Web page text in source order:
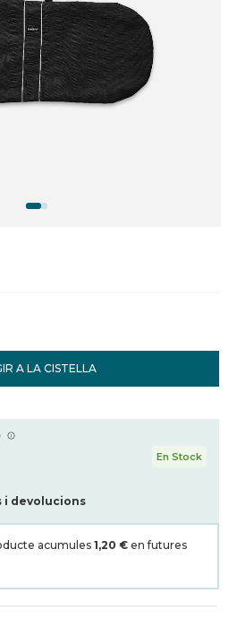
A LA CISTELLA
En Stock
i devolucions
acumules 1,20 € en futures